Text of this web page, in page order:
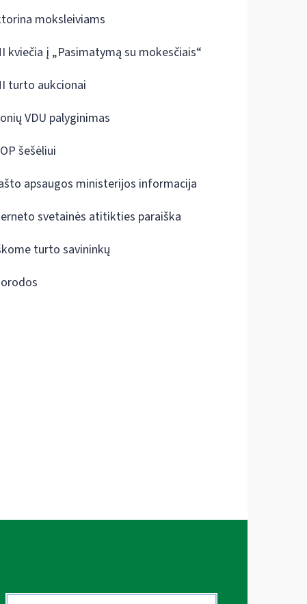
moksleiviams
kviečia į „Pasimatymą su mokesčiais“
turto aukcionai
VDU palyginimas
šešėliui
apsaugos ministerijos informacija
svetainės atitikties paraiška
turto savininkų